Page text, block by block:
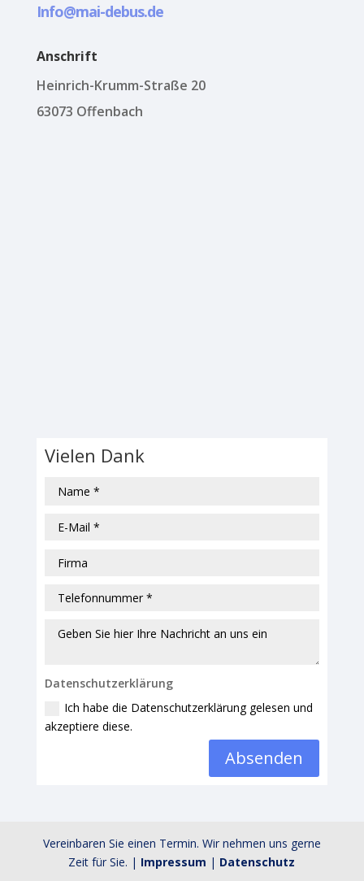
Info@mai-debus.de
Anschrift
Heinrich-Krumm-Straße 20
63073 Offenbach
Vielen Dank
Datenschutzerklärung
Ich habe die Datenschutzerklärung gelesen und
akzeptiere diese.
Absenden
Vereinbaren Sie einen Termin. Wir nehmen uns gerne
Zeit für Sie. | Impressum | Datenschutz